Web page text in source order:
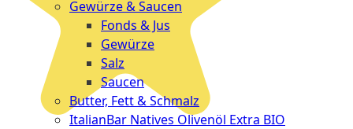
Gewürze & Saucen
Fonds & Jus
Gewürze
Salz
Saucen
Butter, Fett & Schmalz
ItalianBar Natives Olivenöl Extra BIO